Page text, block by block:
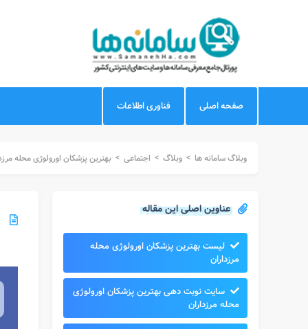
صفحه اصلی فناوری اطلاعات
وبلاگ سامانه ها > وبلاگ > اجتماعی > بهترین پزشکان اورولوژی محله
عناوین اصلی این مقاله
لیست بهترین پزشکان اورولوژی محله
مرزداران​
سایت نوبت دهی بهترین پزشکان اورولوژی
محله مرزداران​